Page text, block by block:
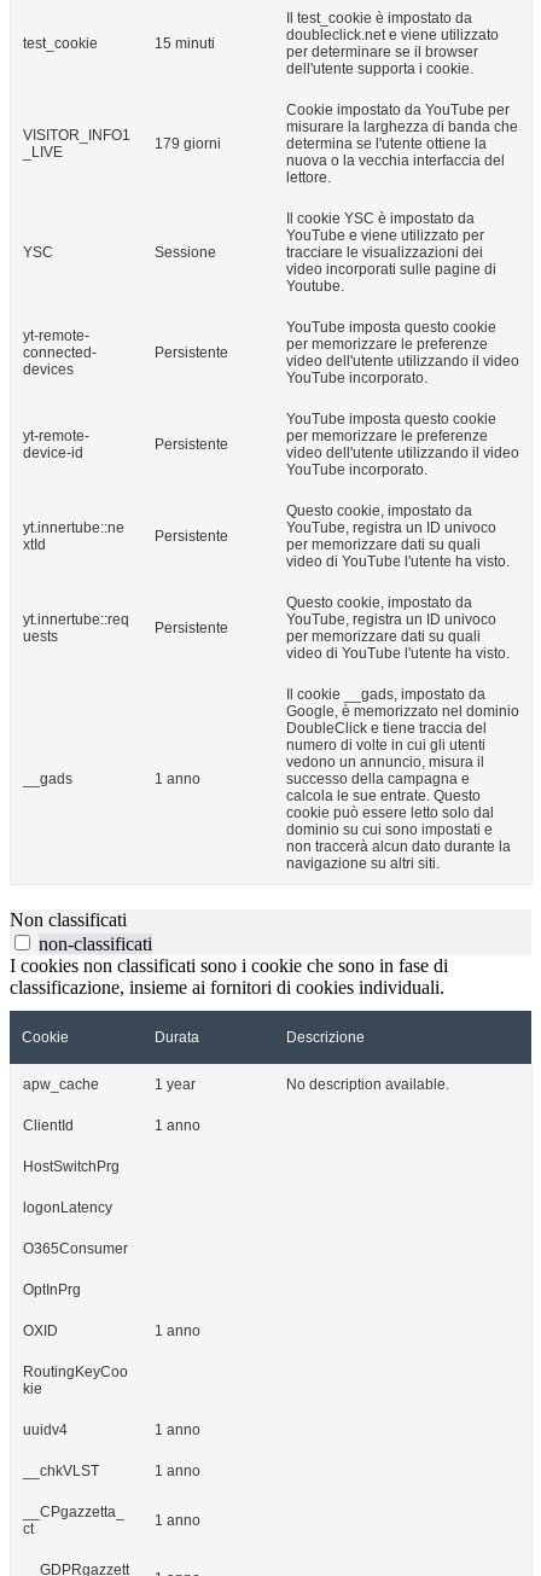
test_cookie 15 minuti
Il test_cookie è impostato da
doubleclick.net e viene utilizzato
per determinare se il browser
dell'utente supporta i cookie.
VISITOR_INFO1
_LIVE
179 giorni
Cookie impostato da YouTube per
misurare la larghezza di banda che
determina se l'utente ottiene la
nuova o la vecchia interfaccia del
lettore.
YSC Sessione
Il cookie YSC è impostato da
YouTube e viene utilizzato per
tracciare le visualizzazioni dei
video incorporati sulle pagine di
Youtube.
yt-remote-
connected-
devices
Persistente
YouTube imposta questo cookie
per memorizzare le preferenze
video dell'utente utilizzando il video
YouTube incorporato.
yt-remote-
device-id
Persistente
YouTube imposta questo cookie
per memorizzare le preferenze
video dell'utente utilizzando il video
YouTube incorporato.
yt.innertube::ne
xtId
Persistente
Questo cookie, impostato da
YouTube, registra un ID univoco
per memorizzare dati su quali
video di YouTube l'utente ha visto.
yt.innertube::req
uests
Persistente
Questo cookie, impostato da
YouTube, registra un ID univoco
per memorizzare dati su quali
video di YouTube l'utente ha visto.
__gads 1 anno
Il cookie __gads, impostato da
Google, è memorizzato nel dominio
DoubleClick e tiene traccia del
numero di volte in cui gli utenti
vedono un annuncio, misura il
successo della campagna e
calcola le sue entrate. Questo
cookie può essere letto solo dal
dominio su cui sono impostati e
non traccerà alcun dato durante la
navigazione su altri siti.
Non classificati
non-classificati
I cookies non classificati sono i cookie che sono in fase di
classificazione, insieme ai fornitori di cookies individuali.
Cookie Durata Descrizione
apw_cache 1 year No description available.
ClientId 1 anno
HostSwitchPrg
logonLatency
O365Consumer
OptInPrg
OXID 1 anno
RoutingKeyCoo
kie
uuidv4 1 anno
__chkVLST 1 anno
__CPgazzetta_
ct
1 anno
__GDPRgazzett